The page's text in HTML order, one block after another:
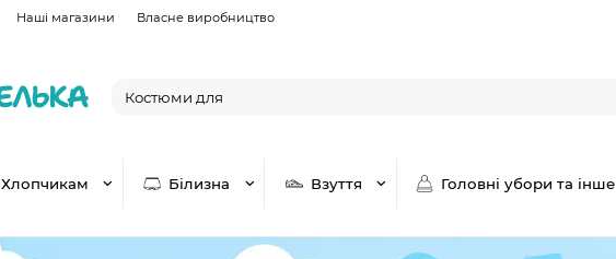
Наші магазини Власне виробництво
Хлопчикам Білизна Взуття Головні убори та інше